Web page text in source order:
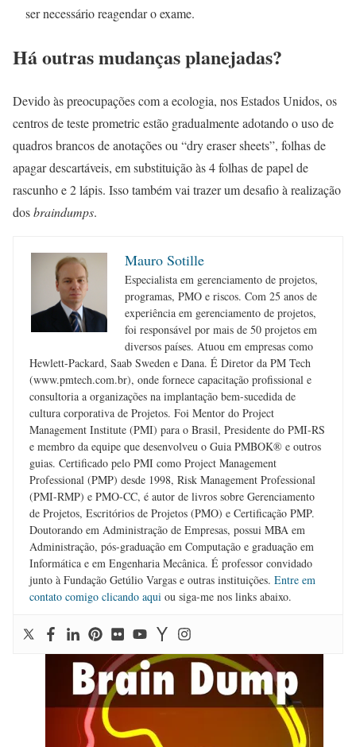
ser necessário reagendar o exame.
Há outras mudanças planejadas?
Devido às preocupações com a ecologia, nos Estados Unidos, os
centros de teste prometric estão gradualmente adotando o uso de
quadros brancos de anotações ou “dry eraser sheets”, folhas de
apagar descartáveis, em substituição às 4 folhas de papel de
rascunho e 2 lápis. Isso também vai trazer um desafio à realização
dosbraindumps.
Mauro Sotille
Especialista em gerenciamento de projetos,
programas, PMO e riscos. Com 25 anos de
experiência em gerenciamento de projetos,
foi responsável por mais de 50 projetos em
diversos países. Atuou em empresas como
Hewlett-Packard, Saab Sweden e Dana. É Diretor da PM Tech
(www.pmtech.com.br), onde fornece capacitação profissional e
consultoria a organizações na implantação bem-sucedida de
cultura corporativa de Projetos. Foi Mentor do Project
Management Institute (PMI) para o Brasil, Presidente do PMI-RS
e membro da equipe que desenvolveu o Guia PMBOK® e outros
guias. Certificado pelo PMI como Project Management
Professional (PMP) desde 1998, Risk Management Professional
(PMI-RMP) e PMO-CC, é autor de livros sobre Gerenciamento
de Projetos, Escritórios de Projetos (PMO) e Certificação PMP.
Doutorando em Administração de Empresas, possui MBA em
Administração, pós-graduação em Computação e graduação em
Informática e em Engenharia Mecânica. É professor convidado
junto à Fundação Getúlio Vargas e outras instituições. Entre em
contato comigo clicando aqui ou siga-me nos links abaixo.